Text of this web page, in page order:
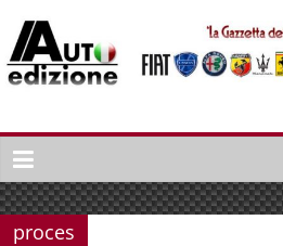
naar
inhoud
Auto
Edizione
La
Gazetta
proces